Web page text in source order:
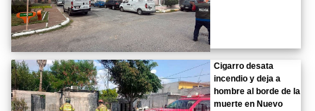
Cigarro desata
incendio y deja a
hombre al borde de la
muerte en Nuevo